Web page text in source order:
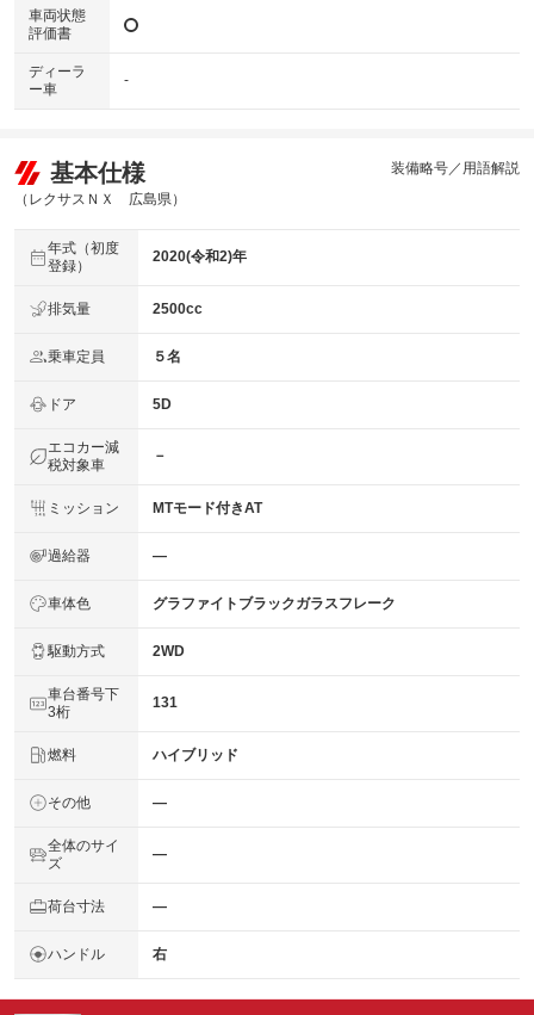
車両状態
評価書
ディーラ
ー車
-
基本仕様
（レクサスＮＸ 広島県）
装備略号／用語解説
年式（初度
登録）
2020(令和2)年
排気量 2500cc
乗車定員 ５名
ドア 5D
エコカー減
税対象車
－
ミッション MTモード付きAT
過給器 ―
車体色 グラファイトブラックガラスフレーク
駆動方式 2WD
車台番号下
3桁
131
燃料 ハイブリッド
その他 ―
全体のサイ
ズ
―
荷台寸法 ―
ハンドル 右